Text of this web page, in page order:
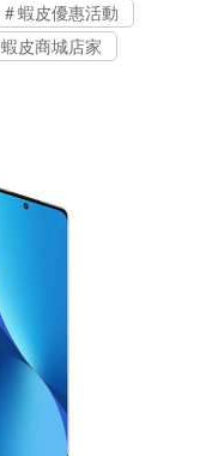
蝦皮優惠活動
蝦皮商城店家